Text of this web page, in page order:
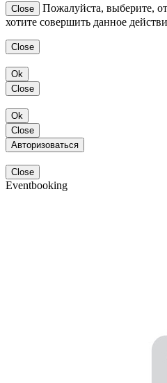
Close
Пожалуйста, выберите,
хотите совершить данное
Close
Ok
Close
Ok
Close
Авторизоваться
Close
Eventbooking